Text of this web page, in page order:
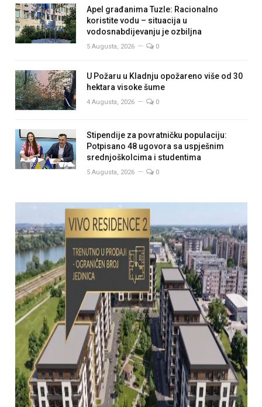
Apel građanima Tuzle: Racionalno
koristite vodu – situacija u
vodosnabdijevanju je ozbiljna
5 Augusta, 2026 0
U Požaru u Kladnju opožareno više od 30
hektara visoke šume
4 Augusta, 2026 0
Stipendije za povratničku populaciju:
Potpisano 48 ugovora sa uspješnim
srednjoškolcima i studentima
5 Augusta, 2026 0